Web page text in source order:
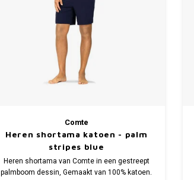
Comte
Heren shortama katoen - palm
stripes blue
Heren shortama van Comte in een gestreept
palmboom dessin, Gemaakt van 100% katoen.